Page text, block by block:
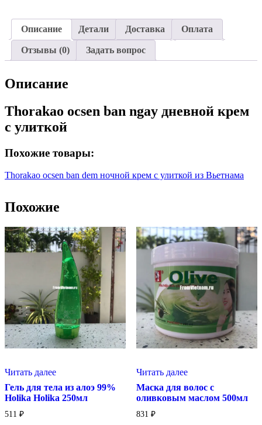
Описание Детали Доставка Оплата
Отзывы (0) Задать вопрос
Описание
Thorakao ocsen ban ngay дневной крем
с улиткой
Похожие товары:
Thorakao ocsen ban dem ночной крем с улиткой из Вьетнама
Похожие
Читать далее
Гель для тела из алоэ 99%
Holika Holika 250мл
511 ₽
Читать далее
Маска для волос с
оливковым маслом 500мл
831 ₽